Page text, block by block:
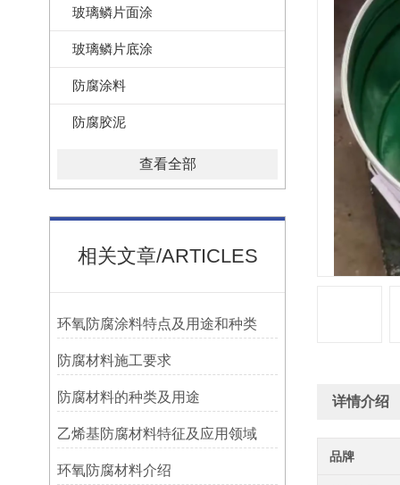
玻璃鳞片面涂
玻璃鳞片底涂
防腐涂料
防腐胶泥
查看全部
相关文章/ARTICLES
环氧防腐涂料特点及用途和种类
防腐材料施工要求
防腐材料的种类及用途
乙烯基防腐材料特征及应用领域
环氧防腐材料介绍
详情介绍
品牌